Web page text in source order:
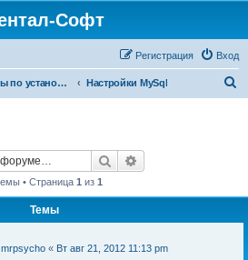
Софт
Вход
Регистрация
Вопросы по установке и настройке программ Настройки MySql
Поиск
• Страница 1 из 1
Темы
mrpsycho « Вт авг 21, 2012 11:13 pm